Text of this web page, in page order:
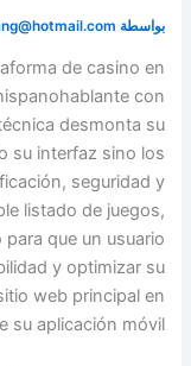
بواسطة
de casino en
con
desmonta su
su interfaz sino los
seguridad y
listado de juegos,
que un usuario
y optimizar su
web principal en
su aplicación móvil.